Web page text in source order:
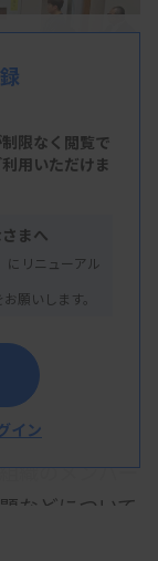
都八県 若手
れた。首都
織のメンバー
などについて
限なく閲覧で
用いただけま
まへ
にリニューアル
願いします。
イン